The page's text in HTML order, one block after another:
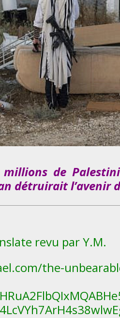
de
détruiraitl’avenir
revu par Y.M.
the-